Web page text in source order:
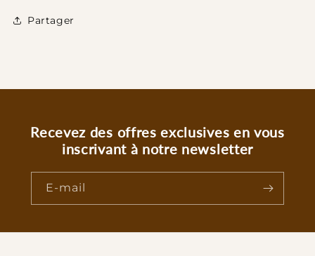
Partager
Recevez des offres exclusives en vous
inscrivant à notre newsletter
E-mail